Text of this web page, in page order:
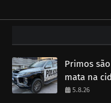
Primos
mata na
5.8.26